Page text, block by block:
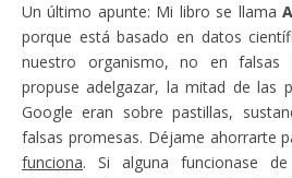
Un último apunte: Mi libro se llama
porque está basado en datos
nuestro organismo, no en falsas
propuse adelgazar, la mitad de las
Google eran sobre pastillas,
falsas promesas. Déjame ahorrarte
funciona. Si alguna funcionase